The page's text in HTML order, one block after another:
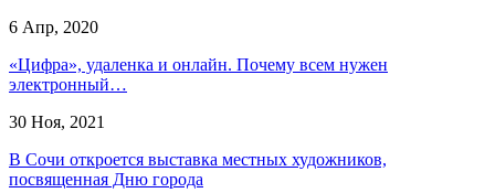
6 Апр, 2020
«Цифра», удаленка и онлайн. Почему всем нужен
электронный…
30 Ноя, 2021
В Сочи откроется выставка местных художников,
посвященная Дню города